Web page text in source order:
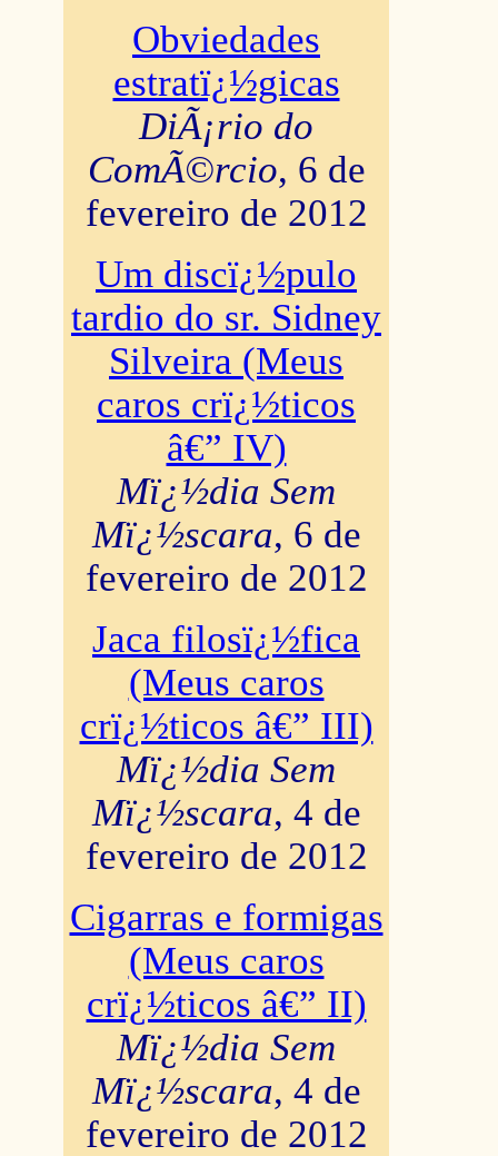
Obviedades
estratï¿½gicas
DiÃ¡rio do
ComÃ©rcio, 6 de
fevereiro de 2012
Um discï¿½pulo
tardio do sr. Sidney
Silveira (Meus
caros crï¿½ticos
â€” IV)
Mï¿½dia Sem
Mï¿½scara, 6 de
fevereiro de 2012
Jaca filosï¿½fica
(Meus caros
crï¿½ticos â€” III)
Mï¿½dia Sem
Mï¿½scara, 4 de
fevereiro de 2012
Cigarras e formigas
(Meus caros
crï¿½ticos â€” II)
Mï¿½dia Sem
Mï¿½scara, 4 de
fevereiro de 2012